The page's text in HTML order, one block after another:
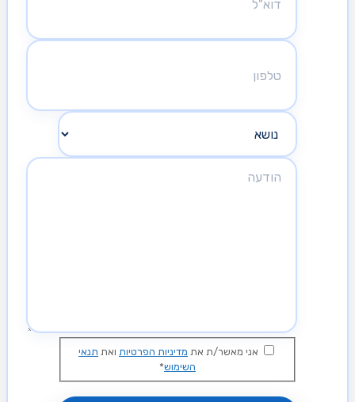
אני מאשר/ת את מדיניות הפרטיות ואת תנאי
השימוש*